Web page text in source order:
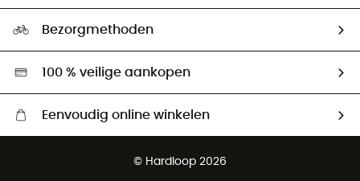
Ambassadeurs
Hardgreen
Bezorgmethoden
100 % veilige aankopen
Eenvoudig online winkelen
Gratis retourneren binnen 100 dagen
© Hardloop 2026